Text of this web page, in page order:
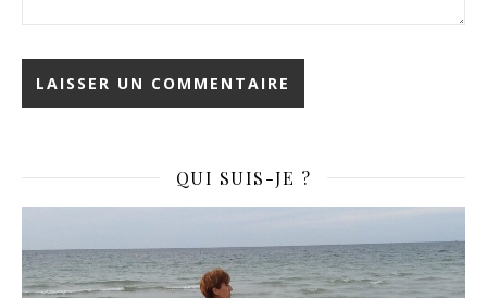
QUI SUIS-JE ?